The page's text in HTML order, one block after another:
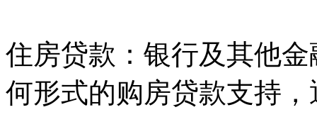
住房贷款：银行及其他
何形式的购房贷款支持